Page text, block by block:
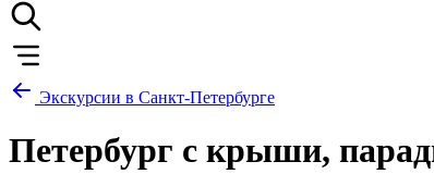
Экскурсии в Санкт-Петербурге
Петербург с крыши,